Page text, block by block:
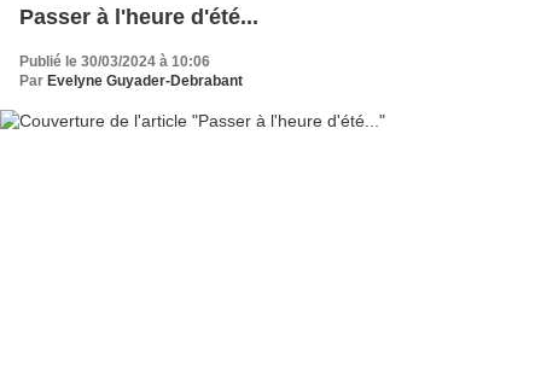
Passer à l'heure d'été...
Publié le 30/03/2024 à 10:06
Par Evelyne Guyader-Debrabant